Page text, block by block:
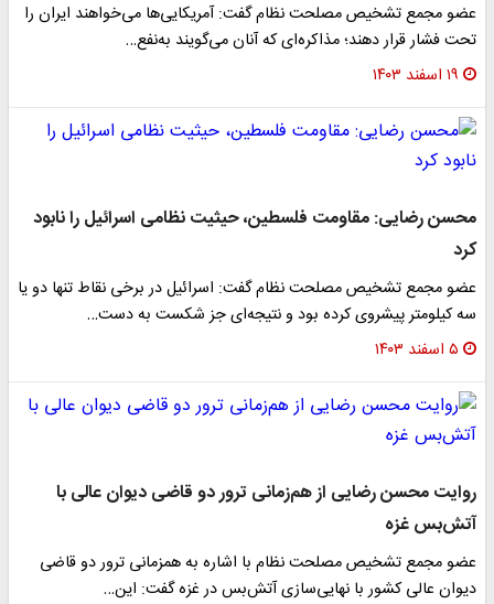
عضو مجمع تشخیص مصلحت نظام گفت: آمریکایی‌ها می‌خواهند ایران را
تحت فشار قرار دهند؛ مذاکره‌ای که آنان می‌گویند به‌نفع…
۱۹ اسفند ۱۴۰۳
محسن رضایی: مقاومت فلسطین، حیثیت نظامی اسرائیل را نابود
کرد
عضو مجمع تشخیص مصلحت نظام گفت: اسرائیل در برخی نقاط تنها دو یا
سه کیلومتر پیشروی کرده بود و نتیجه‌ای جز شکست به دست…
۵ اسفند ۱۴۰۳
روایت محسن رضایی از هم‌زمانی ترور دو قاضی دیوان عالی با
آتش‌بس غزه
عضو مجمع تشخیص مصلحت نظام با اشاره به همزمانی ترور دو قاضی
دیوان عالی کشور با نهایی‌سازی آتش‌بس در غزه گفت: این…